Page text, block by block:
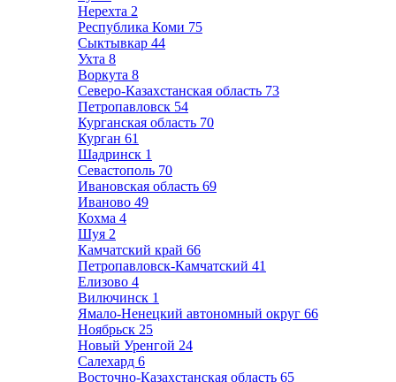
Нерехта 2
Республика Коми 75
Сыктывкар 44
Ухта 8
Воркута 8
Северо-Казахстанская область 73
Петропавловск 54
Курганская область 70
Курган 61
Шадринск 1
Севастополь 70
Ивановская область 69
Иваново 49
Кохма 4
Шуя 2
Камчатский край 66
Петропавловск-Камчатский 41
Елизово 4
Вилючинск 1
Ямало-Ненецкий автономный округ 66
Ноябрьск 25
Новый Уренгой 24
Салехард 6
Восточно-Казахстанская область 65